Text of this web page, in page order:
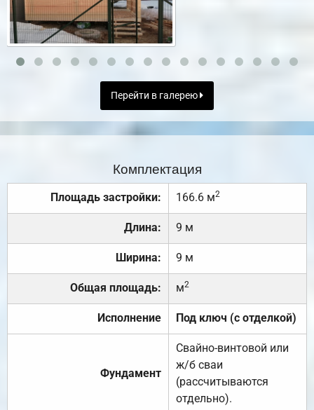
Перейти в галерею
Комплектация
Площадь застройки: 166.6 м2
Длина: 9 м
Ширина: 9 м
Общая площадь: м2
Исполнение Под ключ (с отделкой)
Фундамент
Свайно-винтовой или
ж/б сваи
(рассчитываются
отдельно).